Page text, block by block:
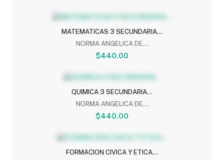
MATEMATICAS 3 SECUNDARIA...
NORMA ANGELICA DE...
$440.00
QUIMICA 3 SECUNDARIA...
NORMA ANGELICA DE...
$440.00
FORMACION CIVICA Y ETICA...